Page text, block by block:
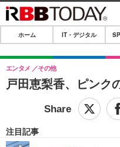
ホーム
IT・デジタル
IT・デジタルTOP
ネタ
SPEED TEST
エンタメ
ライフ
ホーム IT・デジタル
戸田恵梨香、ピンク
エンタメ その他
注目記事